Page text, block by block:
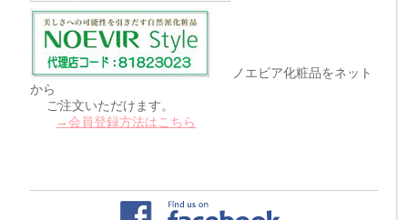
ノエビア化粧品をネット
から
ご注文いただけます。
→会員登録方法はこちら